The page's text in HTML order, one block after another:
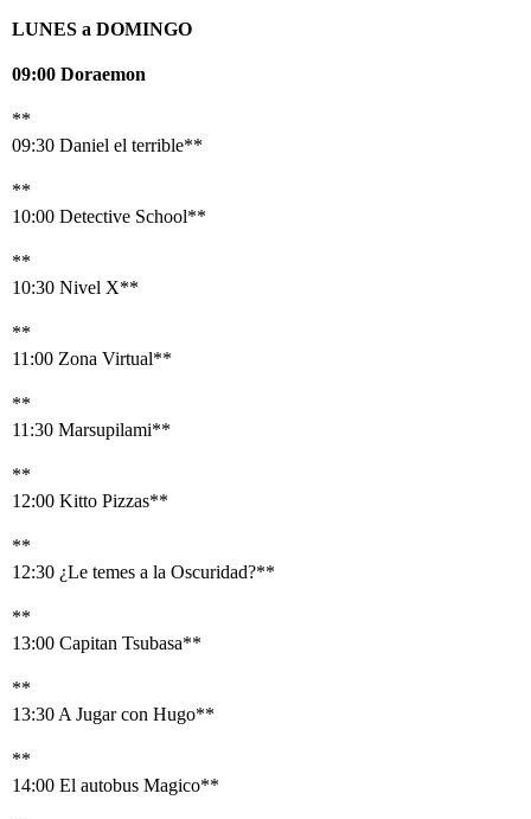
LUNES a DOMINGO
09:00 Doraemon
**
09:30 Daniel el terrible**
**
10:00 Detective School**
**
10:30 Nivel X**
**
11:00 Zona Virtual**
**
11:30 Marsupilami**
**
12:00 Kitto Pizzas**
**
12:30 ¿Le temes a la Oscuridad?**
**
13:00 Capitan Tsubasa**
**
13:30 A Jugar con Hugo**
**
14:00 El autobus Magico**